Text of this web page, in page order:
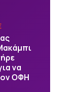
να
ΟΦΗ